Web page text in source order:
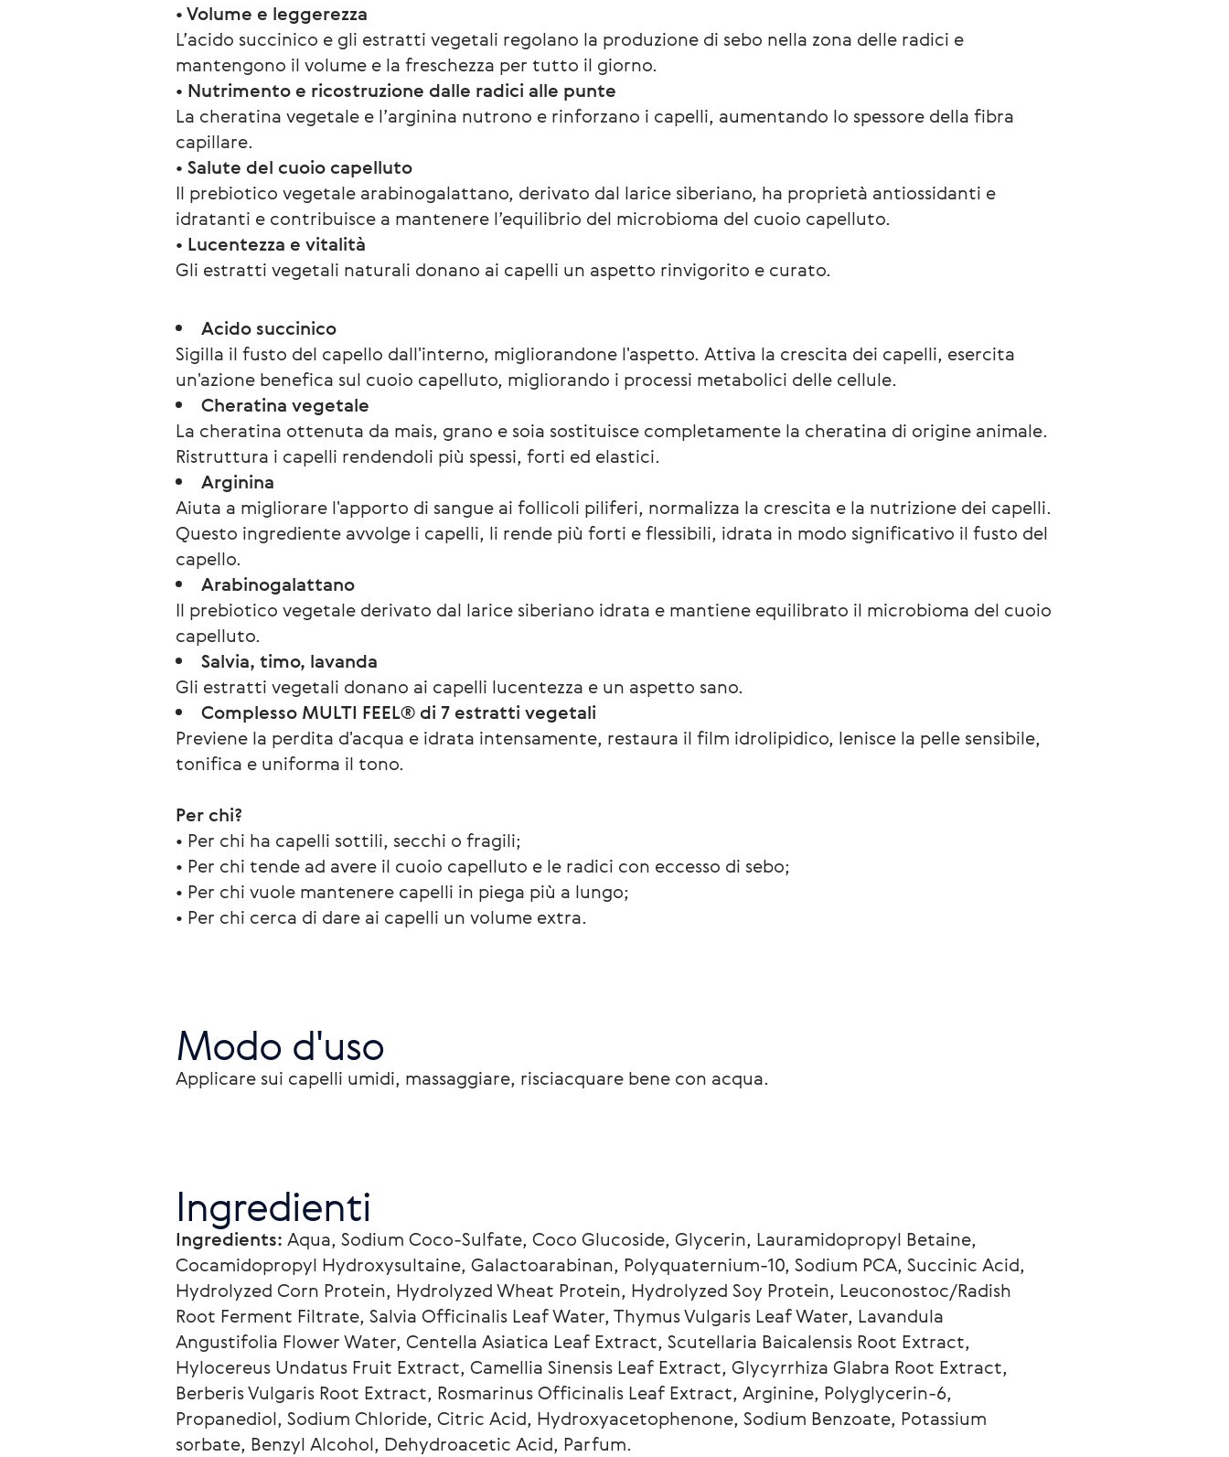
• Volume e leggerezza
L’acido succinico e gli estratti vegetali regolano la produzione di sebo nella zona delle radici e
mantengono il volume e la freschezza per tutto il giorno.
• Nutrimento e ricostruzione dalle radici alle punte
La cheratina vegetale e l’arginina nutrono e rinforzano i capelli, aumentando lo spessore della fibra
capillare.
• Salute del cuoio capelluto
Il prebiotico vegetale arabinogalattano, derivato dal larice siberiano, ha proprietà antiossidanti e
idratanti e contribuisce a mantenere l’equilibrio del microbioma del cuoio capelluto.
• Lucentezza e vitalità
Gli estratti vegetali naturali donano ai capelli un aspetto rinvigorito e curato.
Acido succinico
Sigilla il fusto del capello dall'interno, migliorandone l'aspetto. Attiva la crescita dei capelli, esercita
un'azione benefica sul cuoio capelluto, migliorando i processi metabolici delle cellule.
Cheratina vegetale
La cheratina ottenuta da mais, grano e soia sostituisce completamente la cheratina di origine animale.
Ristruttura i capelli rendendoli più spessi, forti ed elastici.
Arginina
Aiuta a migliorare l'apporto di sangue ai follicoli piliferi, normalizza la crescita e la nutrizione dei capelli.
Questo ingrediente avvolge i capelli, li rende più forti e flessibili, idrata in modo significativo il fusto del
capello.
Arabinogalattano
Il prebiotico vegetale derivato dal larice siberiano idrata e mantiene equilibrato il microbioma del cuoio
capelluto.
Salvia, timo, lavanda
Gli estratti vegetali donano ai capelli lucentezza e un aspetto sano.
Complesso MULTI FEEL® di 7 estratti vegetali
Previene la perdita d'acqua e idrata intensamente, restaura il film idrolipidico, lenisce la pelle sensibile,
tonifica e uniforma il tono.
Per chi?
• Per chi ha capelli sottili, secchi o fragili;
• Per chi tende ad avere il cuoio capelluto e le radici con eccesso di sebo;
• Per chi vuole mantenere capelli in piega più a lungo;
• Per chi cerca di dare ai capelli un volume extra.
Modo d'uso
Applicare sui capelli umidi, massaggiare, risciacquare bene con acqua.
Ingredienti
Ingredients: Aqua, Sodium Coco-Sulfate, Coco Glucoside, Glycerin, Lauramidopropyl Betaine,
Cocamidopropyl Hydroxysultaine, Galactoarabinan, Polyquaternium-10, Sodium PCA, Succinic Acid,
Hydrolyzed Corn Protein, Hydrolyzed Wheat Protein, Hydrolyzed Soy Protein, Leuconostoc/Radish
Root Ferment Filtrate, Salvia Officinalis Leaf Water, Thymus Vulgaris Leaf Water, Lavandula
Angustifolia Flower Water, Centella Asiatica Leaf Extract, Scutellaria Baicalensis Root Extract,
Hylocereus Undatus Fruit Extract, Camellia Sinensis Leaf Extract, Glycyrrhiza Glabra Root Extract,
Berberis Vulgaris Root Extract, Rosmarinus Officinalis Leaf Extract, Arginine, Polyglycerin-6,
Propanediol, Sodium Chloride, Citric Acid, Hydroxyacetophenone, Sodium Benzoate, Potassium
sorbate, Benzyl Alcohol, Dehydroacetic Acid, Parfum.